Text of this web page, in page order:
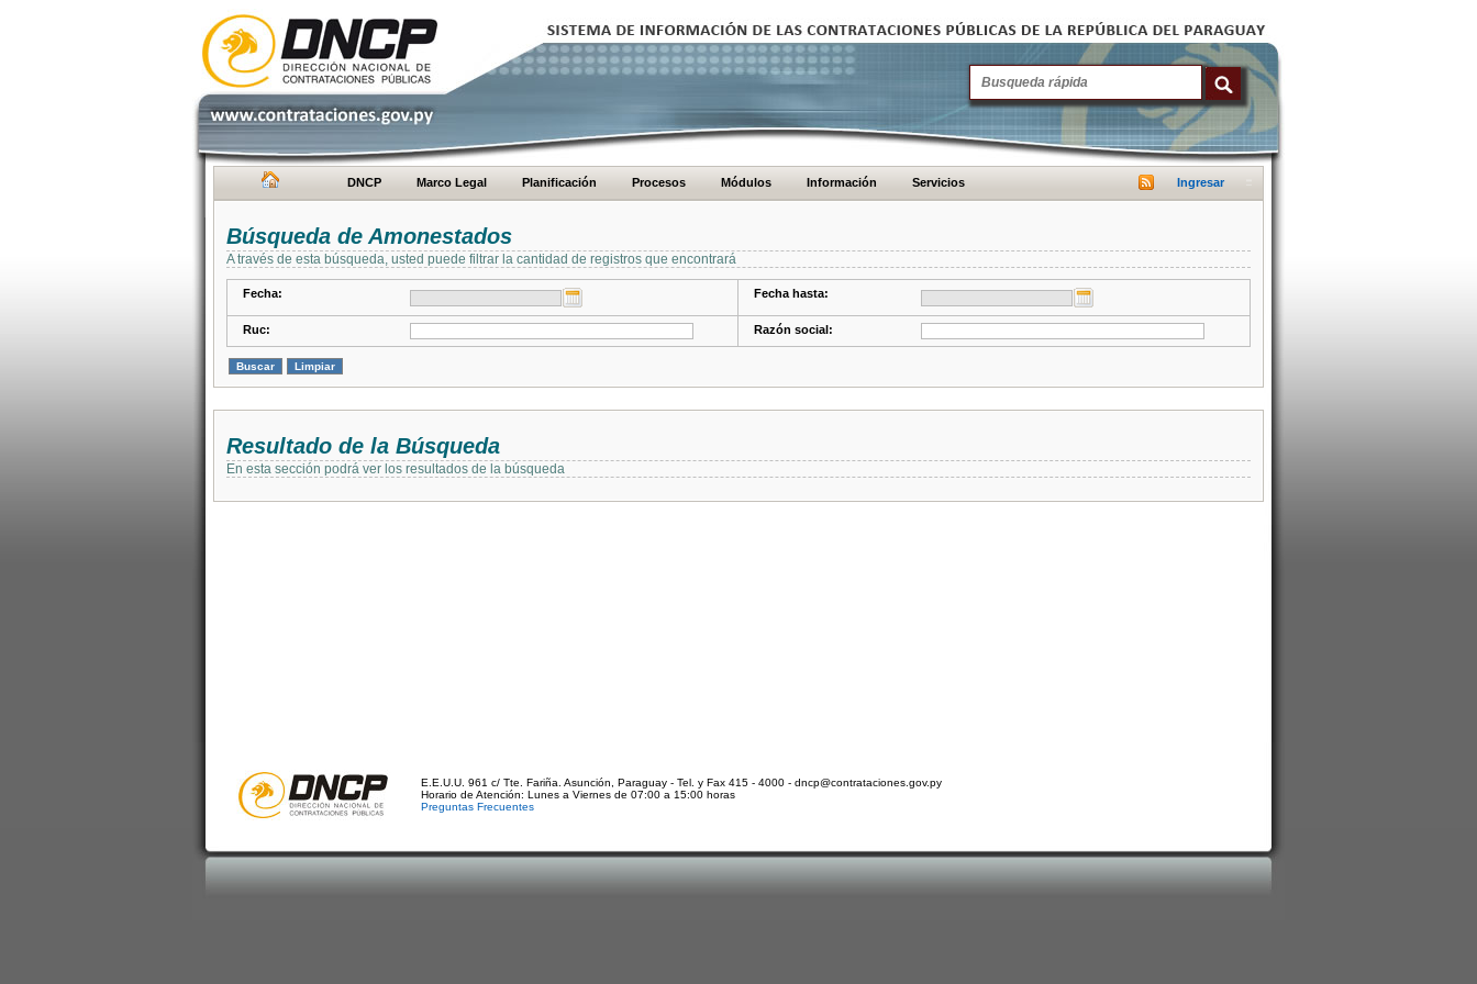
DNCP Marco Legal Planificación Procesos Módulos Información Servicios Ingresar
Búsqueda de Amonestados
A través de esta búsqueda, usted puede filtrar la cantidad de registros que encontrará
Fecha: Fecha hasta:
Ruc: Razón social:
Resultado de la Búsqueda
En esta sección podrá ver los resultados de la búsqueda
E.E.U.U. 961 c/ Tte. Fariña. Asunción, Paraguay - Tel. y Fax 415 - 4000 - dncp@contrataciones.gov.py
Horario de Atención: Lunes a Viernes de 07:00 a 15:00 horas
Preguntas Frecuentes